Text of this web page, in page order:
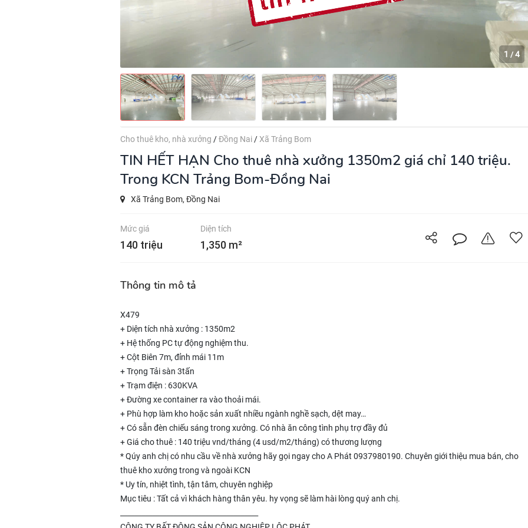
1 / 4
Cho thuê kho, nhà xưởng /Đồng Nai / Xã Trảng Bom
TIN HẾT HẠN Cho thuê nhà xưởng 1350m2 giá chỉ 140 triệu.
Trong KCN Trảng Bom-Đồng Nai
Xã Trảng Bom, Đồng Nai
Mức giá
140 triệu
Diện tích
1,350 m²
Thông tin mô tả
X479
+ Diện tích nhà xưởng : 1350m2
+ Hệ thống PC tự động nghiệm thu.
+ Cột Biên 7m, đỉnh mái 11m
+ Trọng Tải sàn 3tấn
+ Trạm điện : 630KVA
+ Đường xe container ra vào thoải mái.
+ Phù hợp làm kho hoặc sản xuất nhiều ngành nghề sạch, dệt may…
+ Có sẵn đèn chiếu sáng trong xưởng. Có nhà ăn công tình phụ trợ đầy đủ
+ Giá cho thuê : 140 triệu vnd/tháng (4 usd/m2/tháng) có thương lượng
* Qúy anh chị có nhu cầu về nhà xưởng hãy gọi ngay cho A Phát 0937980190. Chuyên giới thiệu mua bán, cho
thuê kho xưởng trong và ngoài KCN
* Uy tín, nhiệt tình, tận tâm, chuyên nghiệp
Mục tiêu : Tất cả vì khách hàng thân yêu. hy vọng sẽ làm hài lòng quý anh chị.